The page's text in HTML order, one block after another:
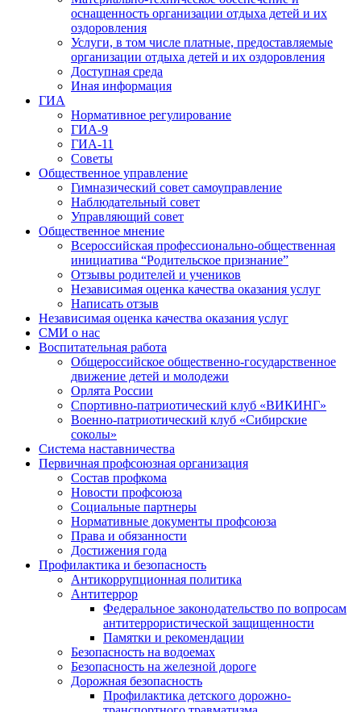
оснащенность организации отдыха детей и их
оздоровления
Услуги, в том числе платные, предоставляемые
организации отдыха детей и их оздоровления
Доступная среда
Иная информация
ГИА
Нормативное регулирование
ГИА-9
ГИА-11
Советы
Общественное управление
Гимназический совет самоуправление
Наблюдательный совет
Управляющий совет
Общественное мнение
Всероссийская профессионально-общественная
инициатива “Родительское признание”
Отзывы родителей и учеников
Независимая оценка качества оказания услуг
Написать отзыв
Независимая оценка качества оказания услуг
СМИ о нас
Воспитательная работа
Общероссийское общественно-государственное
движение детей и молодежи
Орлята России
Спортивно-патриотический клуб «ВИКИНГ»
Военно-патриотический клуб «Сибирские
соколы»
Система наставничества
Первичная профсоюзная организация
Состав профкома
Новости профсоюза
Социальные партнеры
Нормативные документы профсоюза
Права и обязанности
Достижения года
Профилактика и безопасность
Антикоррупционная политика
Антитеррор
Федеральное законодательство по вопросам
антитеррористической защищенности
Памятки и рекомендации
Безопасность на водоемах
Безопасность на железной дороге
Дорожная безопасность
Профилактика детского дорожно-